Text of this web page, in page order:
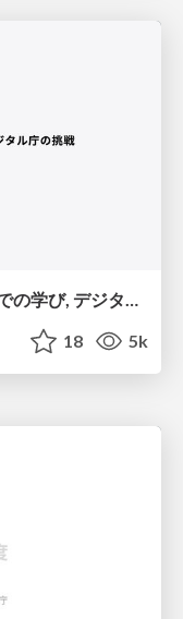
データをどう使うか？ーメルカリでの学び, デジタル庁の挑戦
18 5k